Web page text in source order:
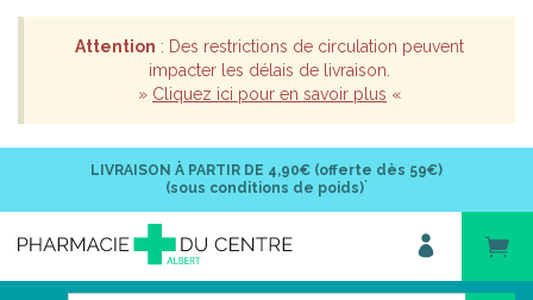
Attention : Des restrictions de circulation peuvent
impacter les délais de livraison.
» Cliquez ici pour en savoir plus «
LIVRAISON À PARTIR DE 4,90€ (offerte dès 59€)
(sous conditions de poids)*